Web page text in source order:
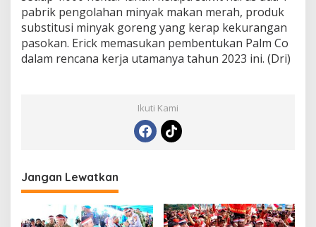
pabrik pengolahan minyak makan merah, produk
substitusi minyak goreng yang kerap kekurangan
pasokan. Erick memasukan pembentukan Palm Co
dalam rencana kerja utamanya tahun 2023 ini. (Dri)
Ikuti Kami
Jangan Lewatkan